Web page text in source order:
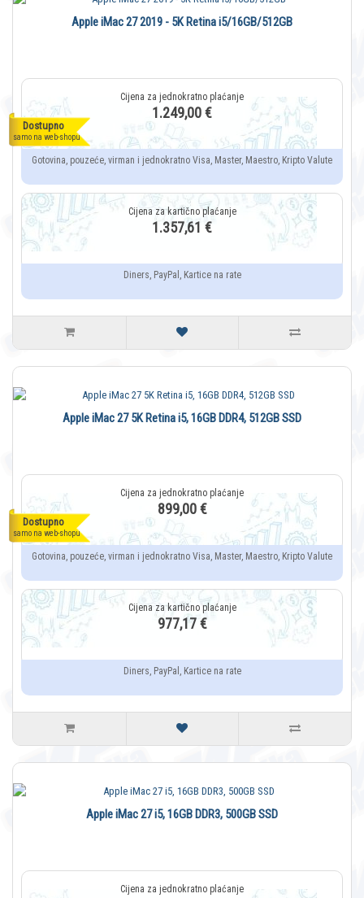
Dostupno
samo na web-shopu
Apple iMac 27 2019 - 5K Retina i5/16GB/512GB
1.249,00 €
Gotovina, pouzeće, virman i jednokratno Visa, Master, Maestro, Kripto Valute
1.357,61 €
Diners, PayPal, Kartice na rate
Dostupno
samo na web-shopu
Apple iMac 27 5K Retina i5, 16GB DDR4, 512GB SSD
899,00 €
Gotovina, pouzeće, virman i jednokratno Visa, Master, Maestro, Kripto Valute
977,17 €
Diners, PayPal, Kartice na rate
Apple iMac 27 i5, 16GB DDR3, 500GB SSD